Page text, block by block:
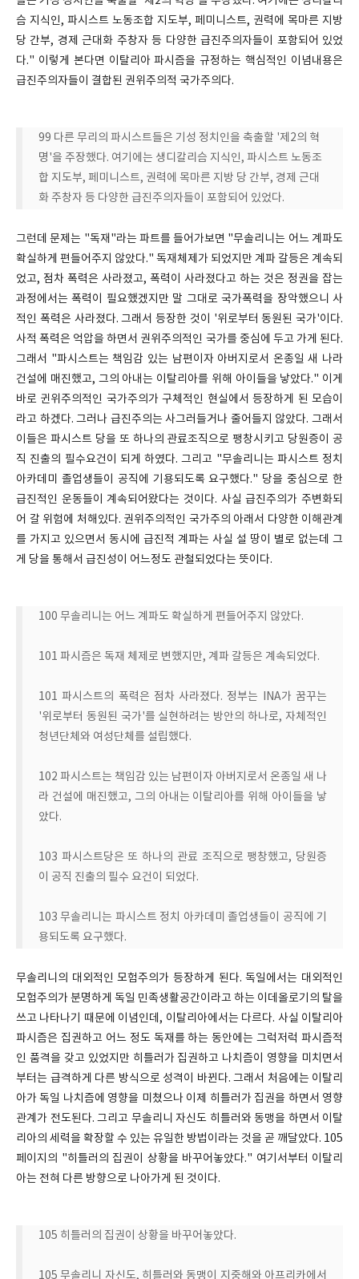
슴 지식인, 파시스트 노동조합 지도부, 페미니스트, 권력에 목마른 지방
당 간부, 경제 근대화 주창자 등 다양한 급진주의자들이 포함되어 있었
다." 이렇게 본다면 이탈리아 파시즘을 규정하는 핵심적인 이념내용은
급진주의자들이 결합된 권위주의적 국가주의다.
99 다른 무리의 파시스트들은 기성 정치인을 축출할 '제2의 혁
명'을 주장했다. 여기에는 생디칼리슴 지식인, 파시스트 노동조
합 지도부, 페미니스트, 권력에 목마른 지방 당 간부, 경제 근대
화 주창자 등 다양한 급진주의자들이 포함되어 있었다.
그런데 문제는 "독재"라는 파트를 들어가보면 "무솔리니는 어느 계파도
확실하게 편들어주지 않았다." 독재체제가 되었지만 계파 갈등은 계속되
었고, 점차 폭력은 사라졌고, 폭력이 사라졌다고 하는 것은 정권을 잡는
과정에서는 폭력이 필요했겠지만 말 그대로 국가폭력을 장악했으니 사
적인 폭력은 사라졌다. 그래서 등장한 것이 '위로부터 동원된 국가'이다.
사적 폭력은 억압을 하면서 권위주의적인 국가를 중심에 두고 가게 된다.
그래서 "파시스트는 책임감 있는 남편이자 아버지로서 온종일 새 나라
건설에 매진했고, 그의 아내는 이탈리아를 위해 아이들을 낳았다." 이게
바로 귄위주의적인 국가주의가 구체적인 현실에서 등장하게 된 모습이
라고 하겠다. 그러나 급진주의는 사그러들거나 줄어들지 않았다. 그래서
이들은 파시스트 당을 또 하나의 관료조직으로 팽창시키고 당원증이 공
직 진출의 필수요건이 되게 하였다. 그리고 "무솔리니는 파시스트 정치
아카데미 졸업생들이 공직에 기용되도록 요구했다." 당을 중심으로 한
급진적인 운동들이 계속되어왔다는 것이다. 사실 급진주의가 주변화되
어 갈 위험에 처해있다. 권위주의적인 국가주의 아래서 다양한 이해관계
를 가지고 있으면서 동시에 급진적 계파는 사실 설 땅이 별로 없는데 그
게 당을 통해서 급진성이 어느정도 관철되었다는 뜻이다.
100 무솔리니는 어느 계파도 확실하게 편들어주지 않았다.
101 파시즘은 독재 체제로 변했지만, 계파 갈등은 계속되었다.
101 파시스트의 폭력은 점차 사라졌다. 정부는 INA가 꿈꾸는
'위로부터 동원된 국가'를 실현하려는 방안의 하나로, 자체적인
청년단체와 여성단체를 설립했다.
102 파시스트는 책임감 있는 남편이자 아버지로서 온종일 새 나
라 건설에 매진했고, 그의 아내는 이탈리아를 위해 아이들을 낳
았다.
103 파시스트당은 또 하나의 관료 조직으로 팽창했고, 당원증
이 공직 진출의 필수 요건이 되었다.
103 무솔리니는 파시스트 정치 아카데미 졸업생들이 공직에 기
용되도록 요구했다.
무솔리니의 대외적인 모험주의가 등장하게 된다. 독일에서는 대외적인
모험주의가 분명하게 독일 민족생활공간이라고 하는 이데올로기의 탈을
쓰고 나타나기 때문에 이념인데, 이탈리아에서는 다르다. 사실 이탈리아
파시즘은 집권하고 어느 정도 독재를 하는 동안에는 그럭저럭 파시즘적
인 품격을 갖고 있었지만 히틀러가 집권하고 나치즘이 영향을 미치면서
부터는 급격하게 다른 방식으로 성격이 바뀐다. 그래서 처음에는 이탈리
아가 독일 나치즘에 영향을 미쳤으나 이제 히틀러가 집권을 하면서 영향
관계가 전도된다. 그리고 무솔리니 자신도 히틀러와 동맹을 하면서 이탈
리아의 세력을 확장할 수 있는 유일한 방법이라는 것을 곧 깨달았다. 105
페이지의 "히틀러의 집권이 상황을 바꾸어놓았다." 여기서부터 이탈리
아는 전혀 다른 방향으로 나아가게 된 것이다.
105 히틀러의 집권이 상황을 바꾸어놓았다.
105 무솔리니 자신도, 히틀러와 동맹이 지중해와 아프리카에서